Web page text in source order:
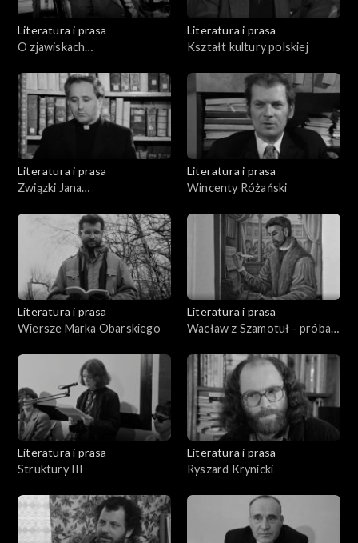
Literatura i prasa
O zjawiskach
Literatura i prasa
Kształt kultury polskiej
Literatura i prasa
Związki Jana
Poznaniem
Literatura i prasa
Wincenty Różański
Literatura i prasa
Wiersze Marka Obarskiego
Literatura i prasa
Wacław z Szamotuł - próba
Literatura i prasa
Struktury III
Literatura i prasa
Ryszard Krynicki